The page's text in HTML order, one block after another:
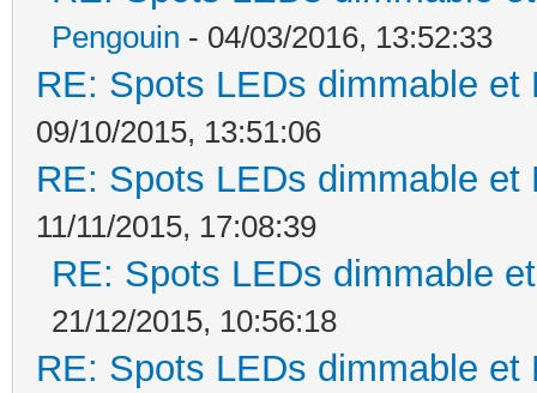
Pengouin - 04/03/2016, 13:52:33
RE: Spots LEDs dimmable
09/10/2015, 13:51:06
RE: Spots LEDs dimmable
11/11/2015, 17:08:39
RE: Spots LEDs dimmable
21/12/2015, 10:56:18
RE: Spots LEDs dimmable